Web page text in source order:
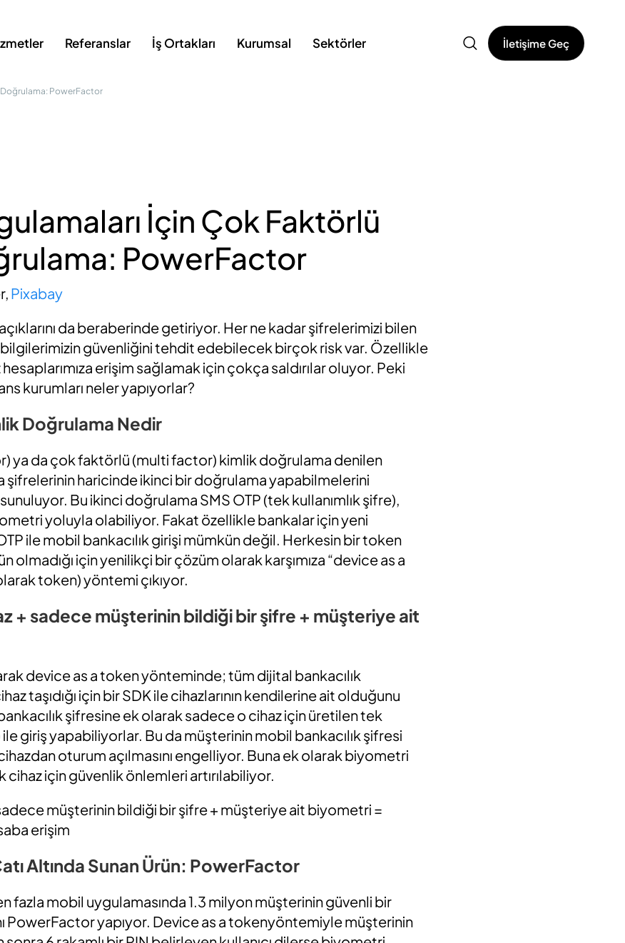
Referanslar İş Ortakları Kurumsal Sektörler İletişime Geç
Doğrulama: PowerFactor
İçin Çok Faktörlü
PowerFactor
Pixabay
da beraberinde getiriyor. Her ne kadar şifrelerimizi bilen
güvenliğini tehdit edebilecek birçok risk var. Özellikle
erişim sağlamak için çokça saldırılar oluyor. Peki
kurumları neler yapıyorlar?
Doğrulama Nedir
ya da çok faktörlü (multi factor) kimlik doğrulama denilen
şifrelerinin haricinde ikinci bir doğrulama yapabilmelerini
Bu ikinci doğrulama SMS OTP (tek kullanımlık şifre),
yoluyla olabiliyor. Fakat özellikle bankalar için yeni
ile mobil bankacılık girişi mümkün değil. Herkesin bir token
olmadığı için yenilikçi bir çözüm olarak karşımıza “device as a
token) yöntemi çıkıyor.
+ sadece müşterinin bildiği bir şifre + müşteriye ait
device as a token yönteminde; tüm dijital bankacılık
taşıdığı için bir SDK ile cihazlarının kendilerine ait olduğunu
şifresine ek olarak sadece o cihaz için üretilen tek
ile giriş yapabiliyorlar. Bu da müşterinin mobil bankacılık şifresi
oturum açılmasını engelliyor. Buna ek olarak biyometri
cihaz için güvenlik önlemleri artırılabiliyor.
müşterinin bildiği bir şifre + müşteriye ait biyometri =
erişim
Altında Sunan Ürün: PowerFactor
fazla mobil uygulamasında 1.3 milyon müşterinin güvenli bir
PowerFactor yapıyor. Device as a tokenyöntemiyle müşterinin